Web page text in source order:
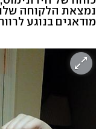
נמצאת הלקוחה
מודאגים בנוגע